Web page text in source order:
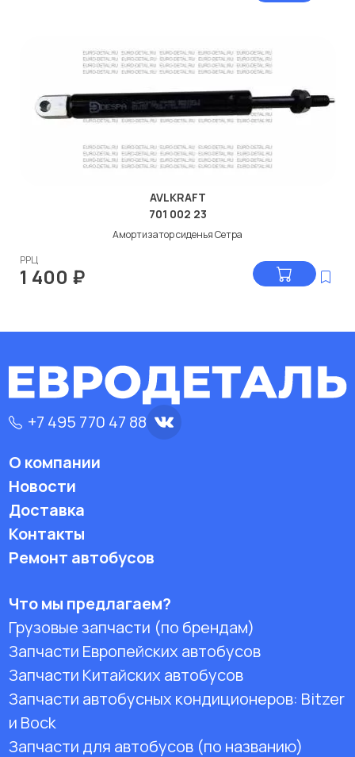
AVLKRAFT
701 002 23
Амортизатор сиденья Сетра
РРЦ
1 400 ₽
+7 495 770 47 88
О компании
Новости
Доставка
Контакты
Ремонт автобусов
Что мы предлагаем?
Грузовые запчасти (по брендам)
Запчасти Европейских автобусов
Запчасти Китайских автобусов
Запчасти автобусных кондиционеров: Bitzer
и Bock
Запчасти для автобусов (по названию)